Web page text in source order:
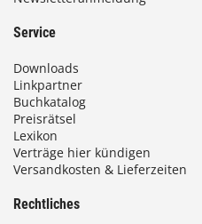
Service
Downloads
Linkpartner
Buchkatalog
Preisrätsel
Lexikon
Verträge hier kündigen
Versandkosten & Lieferzeiten
Rechtliches